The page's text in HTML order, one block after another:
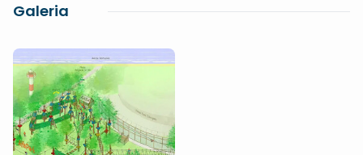
Galeria